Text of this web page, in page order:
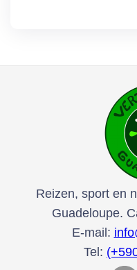
Reizen, sport en
Guadeloupe.
E-mail:
Tel: